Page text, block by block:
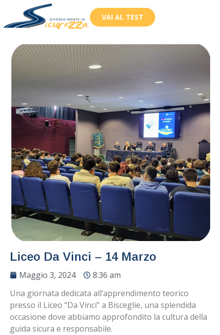
VAI AL TEST
Liceo Da Vinci – 14 Marzo
Maggio 3, 2024
8:36 am
Una giornata dedicata all’apprendimento teorico
presso il Liceo “Da Vinci” a Bisceglie, una splendida
occasione dove abbiamo approfondito la cultura della
guida sicura e responsabile.